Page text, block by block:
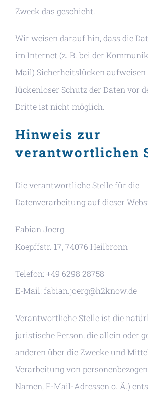
Zweck das geschieht.
Wir weisen darauf hin, dass die
im Internet (z. B. bei der
Mail) Sicherheitslücken
lückenloser Schutz der Daten vor
Dritte ist nicht möglich.
Hinweis zur
verantwortlichen
Die verantwortliche Stelle für die
Datenverarbeitung auf dieser
Fabian Joerg
Koepffstr. 17, 74076 Heilbronn
Telefon: +49 6298 28758
E-Mail: fabian.joerg@h2know.de
Verantwortliche Stelle ist die
juristische Person, die allein oder
anderen über die Zwecke und
Verarbeitung von
Namen, E-Mail-Adressen o. Ä.)